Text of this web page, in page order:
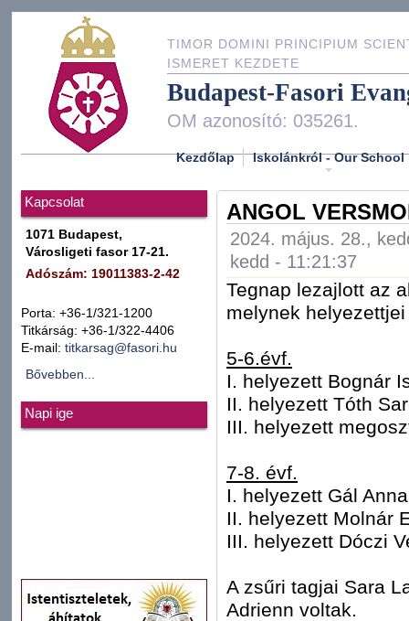
TIMOR DOMINI PRINCIPIUM
ISMERET KEZDETE
Budapest-Fasori
OM azonosító: 035261.
Kezdőlap Iskolánkról - Our School
Kapcsolat
1071 Budapest,
Városligeti fasor 17-21.
Adószám: 19011383-2-42
Porta: +36-1/321-1200
Titkárság: +36-1/322-4406
E-mail: titkarsag@fasori.hu
Bővebben...
Napi ige
ANGOL
2024. május. 28.,
kedd - 11:21:37
Tegnap lezajlott az
melynek
5-6.évf.
I. helyezett Bognár
II. helyezett Tóth
III. helyezett
7-8. évf.
I. helyezett Gál
II. helyezett Molnár
III. helyezett Dóczi
A zsűri tagjai Sara
Adrienn voltak.